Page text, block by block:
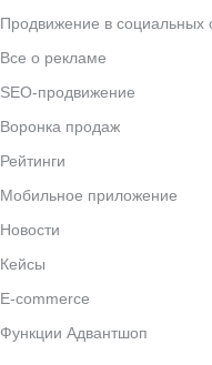
Продвижение в социальных
Все о рекламе
SEO-продвижение
Воронка продаж
Рейтинги
Мобильное приложение
Новости
Кейсы
E-commerce
Функции Адвантшоп